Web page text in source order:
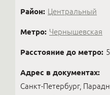
Район: Центральный
Метро: Чернышевская
Расстояние до метро:
Адрес в документах:
Санкт-Петербург,